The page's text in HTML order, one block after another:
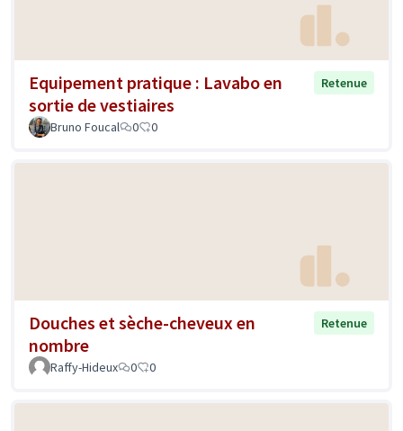
Equipement pratique : Lavabo en
sortie de vestiaires
Retenue
Bruno Foucal 0 0
Douches et sèche-cheveux en
nombre
Retenue
Raffy-Hideux 0 0